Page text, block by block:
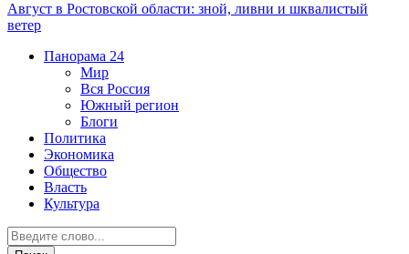
Август в Ростовской области: зной, ливни и шквалистый
ветер
Панорама 24
Мир
Вся Россия
Южный регион
Блоги
Политика
Экономика
Общество
Власть
Культура